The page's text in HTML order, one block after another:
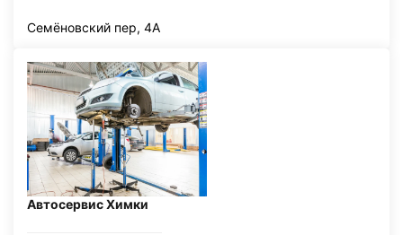
Семёновский пер, 4А
Автосервис Химки